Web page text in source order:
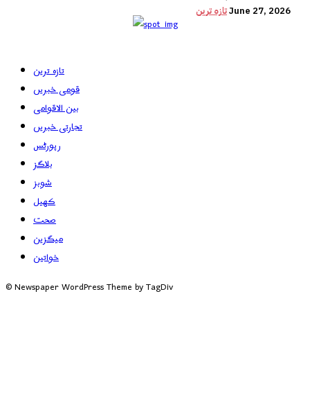
تازہ ترینJune 27, 2026
تازہ ترین
قومی خبریں
بین الاقوامی
تجارتی خبریں
رپورٹس
بلاگز
شوبز
کھیل
صحت
میگزین
خواتین
© Newspaper WordPress Theme by TagDiv